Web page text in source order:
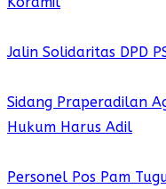
Jalin Solidaritas DPD
Sidang Praperadilan
Hukum Harus Adil
Personel Pos Pam